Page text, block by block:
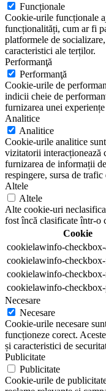
Funcționale
Cookie-urile funcționale
funcționalități, cum ar fi
platformele de
caracteristici ale terților.
Performanţă
Performanţă
Cookie-urile de
indicii cheie de
furnizarea unei
Analitice
Analitice
Cookie-urile analitice
vizitatorii interacționează
furnizarea de informații
respingere, sursa de trafic
Altele
Altele
Alte cookie-uri
fost încă clasificate într-o
Cookie
cookielawinfo-
cookielawinfo-
cookielawinfo-checkbox-
cookielawinfo-
Necesare
Necesare
Cookie-urile necesare
funcționeze corect.
și caracteristici de
Publicitate
Publicitate
Cookie-urile de